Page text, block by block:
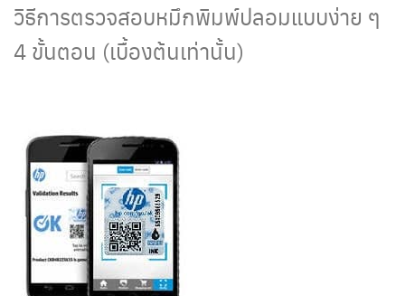
วิธีการตรวจสอบหมึกพิมพ์ปลอมแบบง่าย ๆ
4 ขั้นตอน (เบื้องต้นเท่านั้น)